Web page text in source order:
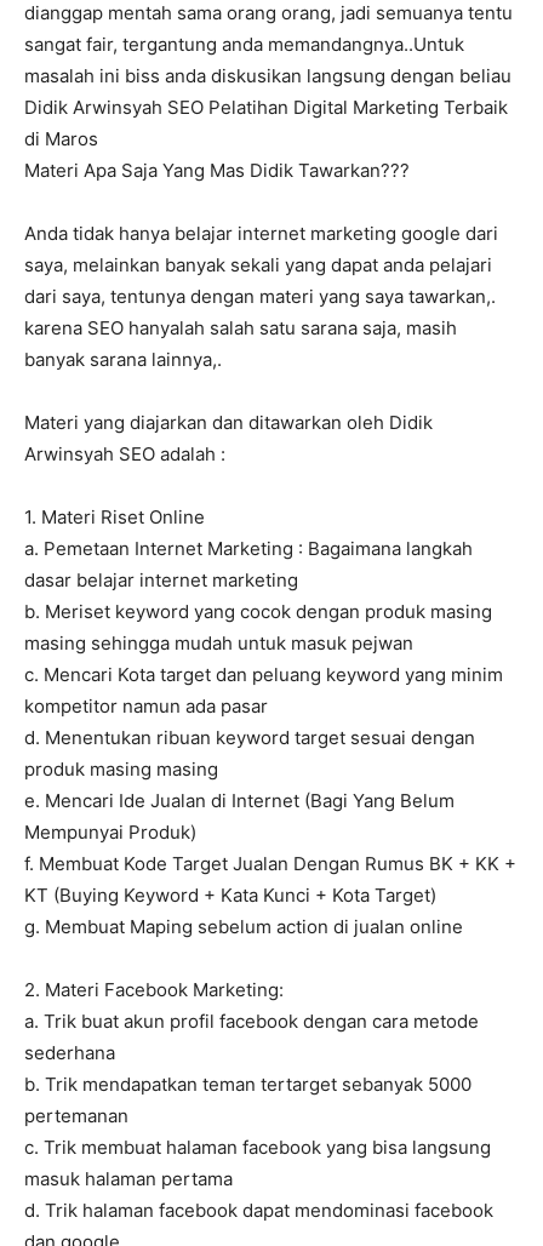
dianggap mentah sama orang orang, jadi semuanya tentu
sangat fair, tergantung anda memandangnya..Untuk
masalah ini biss anda diskusikan langsung dengan beliau
Didik Arwinsyah SEO Pelatihan Digital Marketing Terbaik
di Maros
Materi Apa Saja Yang Mas Didik Tawarkan???
Anda tidak hanya belajar internet marketing google dari
saya, melainkan banyak sekali yang dapat anda pelajari
dari saya, tentunya dengan materi yang saya tawarkan,.
karena SEO hanyalah salah satu sarana saja, masih
banyak sarana lainnya,.
Materi yang diajarkan dan ditawarkan oleh Didik
Arwinsyah SEO adalah :
1. Materi Riset Online
a. Pemetaan Internet Marketing : Bagaimana langkah
dasar belajar internet marketing
b. Meriset keyword yang cocok dengan produk masing
masing sehingga mudah untuk masuk pejwan
c. Mencari Kota target dan peluang keyword yang minim
kompetitor namun ada pasar
d. Menentukan ribuan keyword target sesuai dengan
produk masing masing
e. Mencari Ide Jualan di Internet (Bagi Yang Belum
Mempunyai Produk)
f. Membuat Kode Target Jualan Dengan Rumus BK + KK +
KT (Buying Keyword + Kata Kunci + Kota Target)
g. Membuat Maping sebelum action di jualan online
2. Materi Facebook Marketing:
a. Trik buat akun profil facebook dengan cara metode
sederhana
b. Trik mendapatkan teman tertarget sebanyak 5000
pertemanan
c. Trik membuat halaman facebook yang bisa langsung
masuk halaman pertama
d. Trik halaman facebook dapat mendominasi facebook